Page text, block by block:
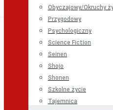
Obyczajowy/Okruchy
Przygodowy
Psychologiczny
Science Fiction
Seinen
Shojo
Shonen
Szkolne życie
Tajemnica